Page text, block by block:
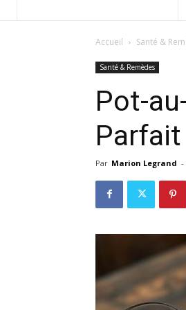
Accueil Santé &
Santé & Remèdes
Pot-
Parfait
Par Marion Legrand -